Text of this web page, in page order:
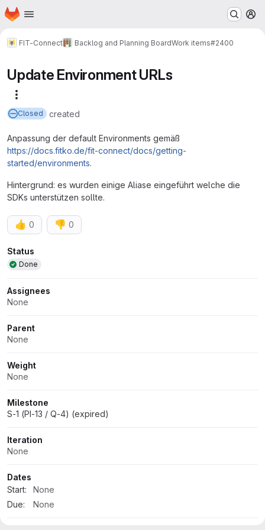
Skip to main content
Homepage
FIT-Connect Backlog and Planning BoardWork items#2400
Update Environment URLs
Closed created
Anpassung der default Environments gemäß
https://docs.fitko.de/fit-connect/docs/getting-
started/environments.
Hintergrund: es wurden einige Aliase eingeführt welche die
SDKs unterstützen sollte.
👍 0 👎 0
Attributes
Status
Done
Assignees
None
Parent
None
Weight
None
Milestone
S-1 (PI-13 / Q-4) (expired)
Iteration
None
Dates
Start:
None
Due:
None